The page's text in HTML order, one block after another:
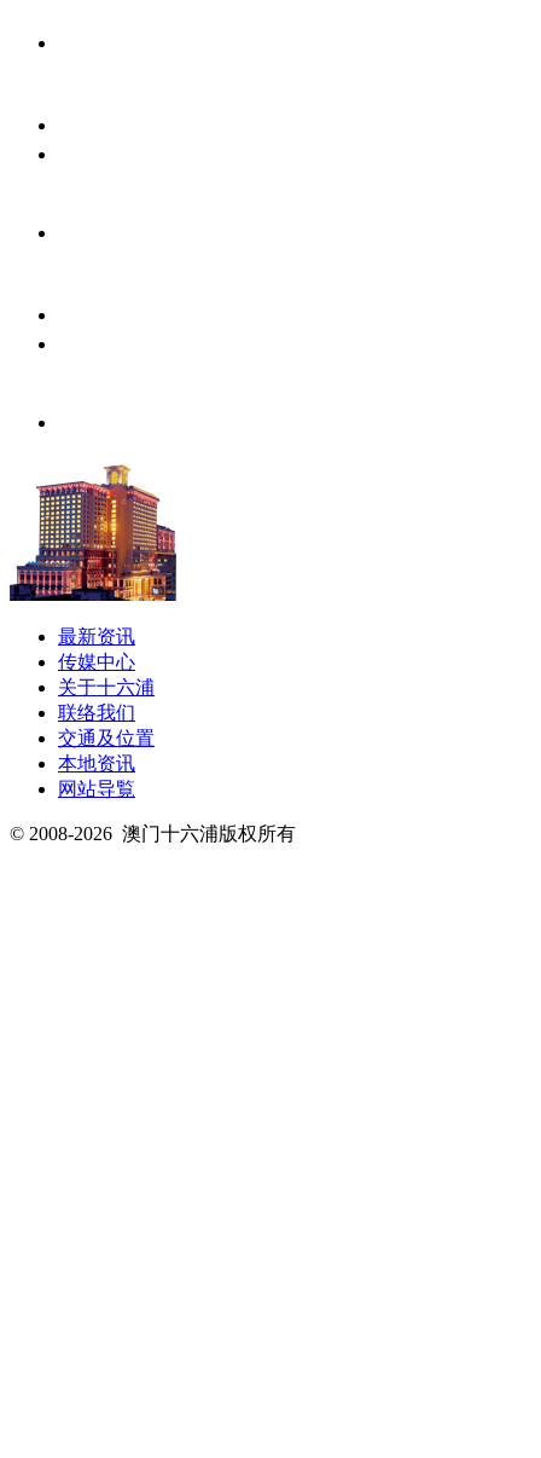
最新资讯
传媒中心
关于十六浦
联络我们
交通及位置
本地资讯
网站导覧
© 2008-2026 澳门十六浦版权所有